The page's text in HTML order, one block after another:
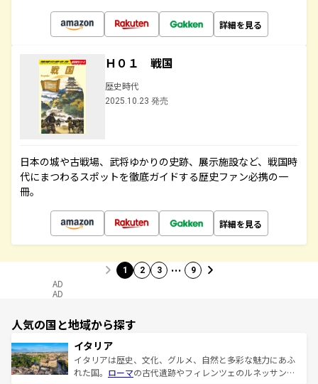
詳細を見る
Ｈ０１ 戦国
歴史時代
2025.10.23 発売
日本の城や古戦場、武将ゆかりの史跡、展示施設など、戦国時
代にまつわるスポットを徹底ガイドする歴史ファン必携の一
冊。
詳細を見る
1 2 3 … 9
AD
AD
人気の国と地域から探す
イタリア
イタリアは歴史、文化、グルメ、自然と多彩な魅力にあふ
れた国。 ローマの古代遺跡やフィレンツェのルネッサンス